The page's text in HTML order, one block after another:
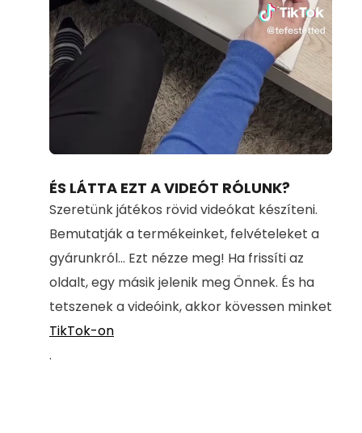
Loaded:
71.00%
ÉS LÁTTA EZT A VIDEÓT RÓLUNK?
Szeretünk játékos rövid videókat készíteni.
Bemutatják a termékeinket, felvételeket a
gyárunkról... Ezt nézze meg! Ha frissíti az
oldalt, egy másik jelenik meg Önnek. És ha
tetszenek a videóink, akkor kövessen minket
TikTok-on
.